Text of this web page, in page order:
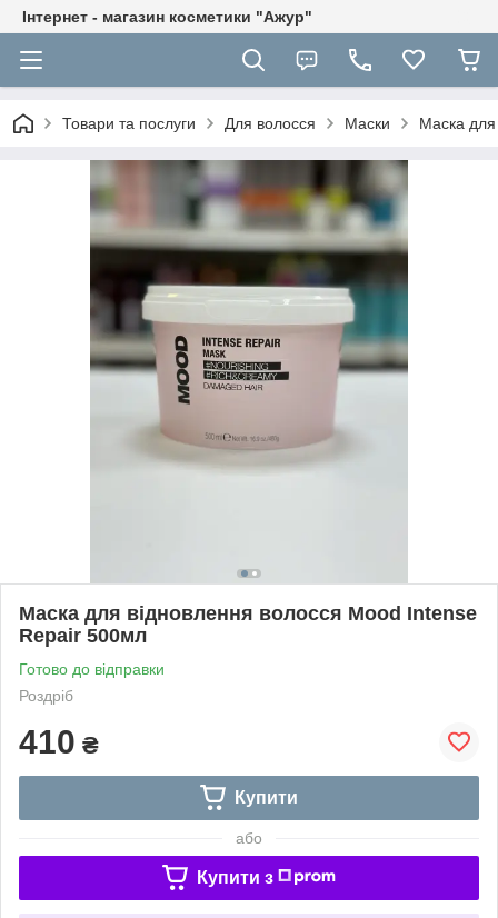
Інтернет - магазин косметики "Ажур"
Товари та послуги Для волосся Маски Маска
Маска для відновлення волосся Mood Intense
Repair 500мл
Готово до відправки
Роздріб
410 ₴
Купити
або
Купити з